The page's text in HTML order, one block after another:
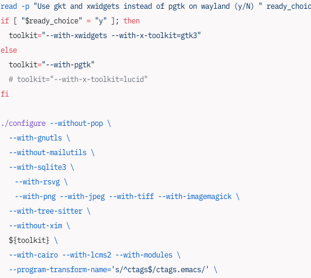
read -p "Use gkt and xwidgets instead of pgtk on wayland (y/N) "
if [ "$ready_choice" = "y" ]; then
  toolkit
="--with-xwidgets --with-x-toolkit=gtk3"
else
  toolkit
="--with-pgtk"
  # toolkit="--with-x-toolkit=lucid"
fi
./configure --without-pop \
  --with-gnutls
\
  --without-mailutils
\
  --with-sqlite3
\
	--with-rsvg
\
	--with-png
--with-jpeg --with-tiff --with-imagemagick \
  --with-tree-sitter
\
  --without-xim
\
  ${toolkit}
\
  --with-cairo
--with-lcms2 --with-modules \
  --program-transform-name=
's/^ctags$/ctags.emacs/'
\